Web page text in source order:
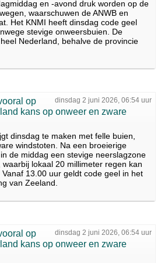
en -avond druk worden op de
waarschuwen de ANWB en
Het KNMI heeft dinsdag code geel
stevige onweersbuien. De
Nederland, behalve de provincie
dinsdag 2 juni 2026, 06:54 uur
op
kans op onweer en zware
dinsdag te maken met felle buien,
windstoten. Na een broeierige
de middag een stevige neerslagzone
lokaal 20 millimeter regen kan
13.00 uur geldt code geel in het
van Zeeland.
dinsdag 2 juni 2026, 06:54 uur
op
kans op onweer en zware